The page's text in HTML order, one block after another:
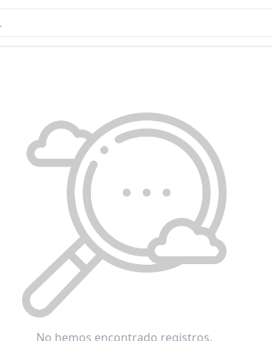
REVISTA NEGOCIOS 290
No hemos encontrado registros.